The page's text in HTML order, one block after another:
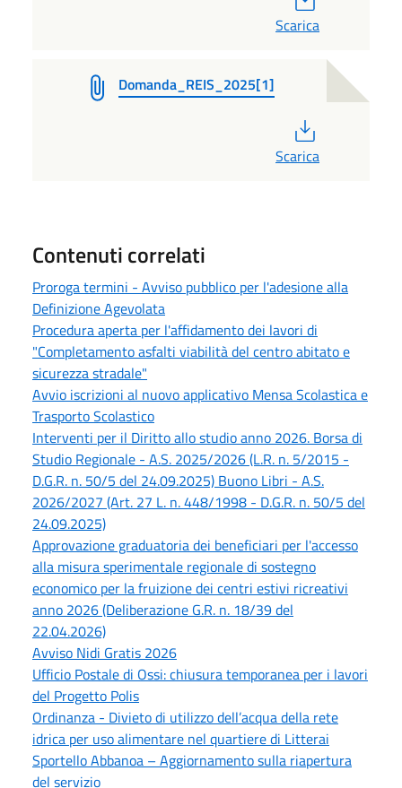
Scarica
Domanda_REIS_2025[1]
Scarica
Contenuti correlati
Proroga termini - Avviso pubblico per l'adesione alla
Definizione Agevolata
Procedura aperta per l'affidamento dei lavori di
"Completamento asfalti viabilità del centro abitato e
sicurezza stradale"
Avvio iscrizioni al nuovo applicativo Mensa Scolastica e
Trasporto Scolastico
Interventi per il Diritto allo studio anno 2026. Borsa di
Studio Regionale - A.S. 2025/2026 (L.R. n. 5/2015 -
D.G.R. n. 50/5 del 24.09.2025) Buono Libri - A.S.
2026/2027 (Art. 27 L. n. 448/1998 - D.G.R. n. 50/5 del
24.09.2025)
Approvazione graduatoria dei beneficiari per l'accesso
alla misura sperimentale regionale di sostegno
economico per la fruizione dei centri estivi ricreativi
anno 2026 (Deliberazione G.R. n. 18/39 del
22.04.2026)
Avviso Nidi Gratis 2026
Ufficio Postale di Ossi: chiusura temporanea per i lavori
del Progetto Polis
Ordinanza - Divieto di utilizzo dell’acqua della rete
idrica per uso alimentare nel quartiere di Litterai
Sportello Abbanoa – Aggiornamento sulla riapertura
del servizio